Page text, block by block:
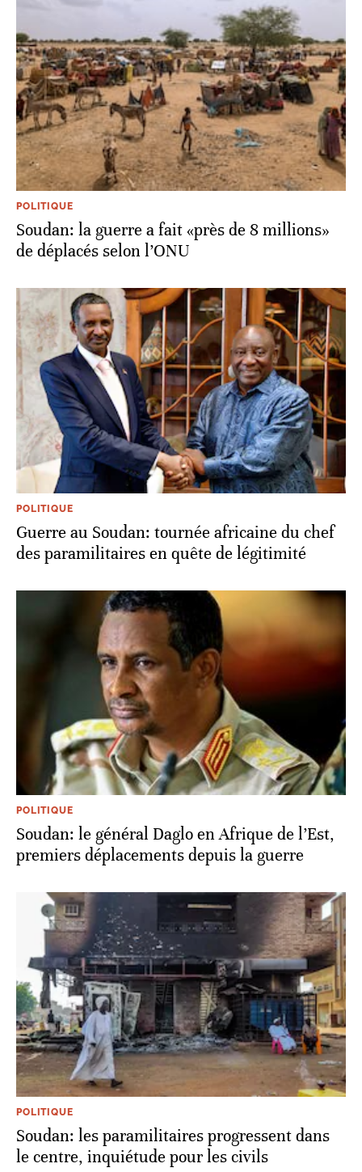
POLITIQUE
Soudan: la guerre a fait «près de 8 millions»
de déplacés selon l’ONU
POLITIQUE
Guerre au Soudan: tournée africaine du chef
des paramilitaires en quête de légitimité
POLITIQUE
Soudan: le général Daglo en Afrique de l’Est,
premiers déplacements depuis la guerre
POLITIQUE
Soudan: les paramilitaires progressent dans
le centre, inquiétude pour les civils